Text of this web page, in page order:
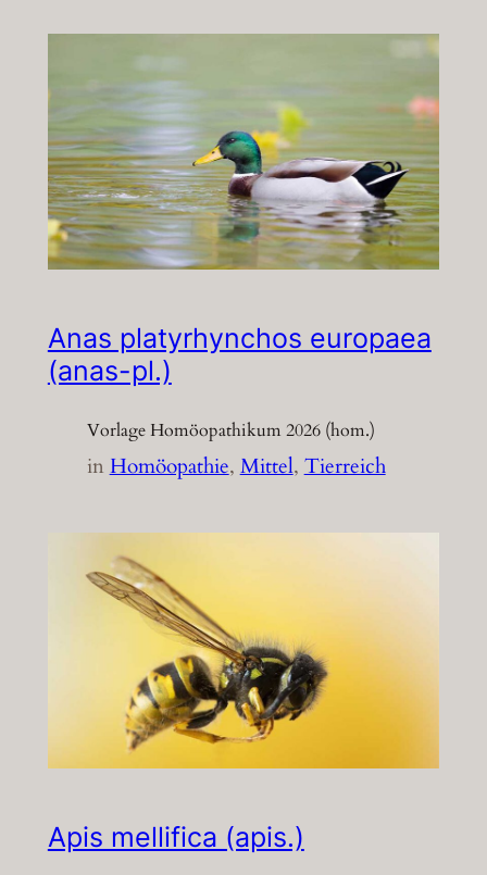
Anas platyrhynchos europaea
(anas-pl.)
Vorlage Homöopathikum 2026 (hom.)
inHomöopathie, Mittel, Tierreich
Apis mellifica (apis.)